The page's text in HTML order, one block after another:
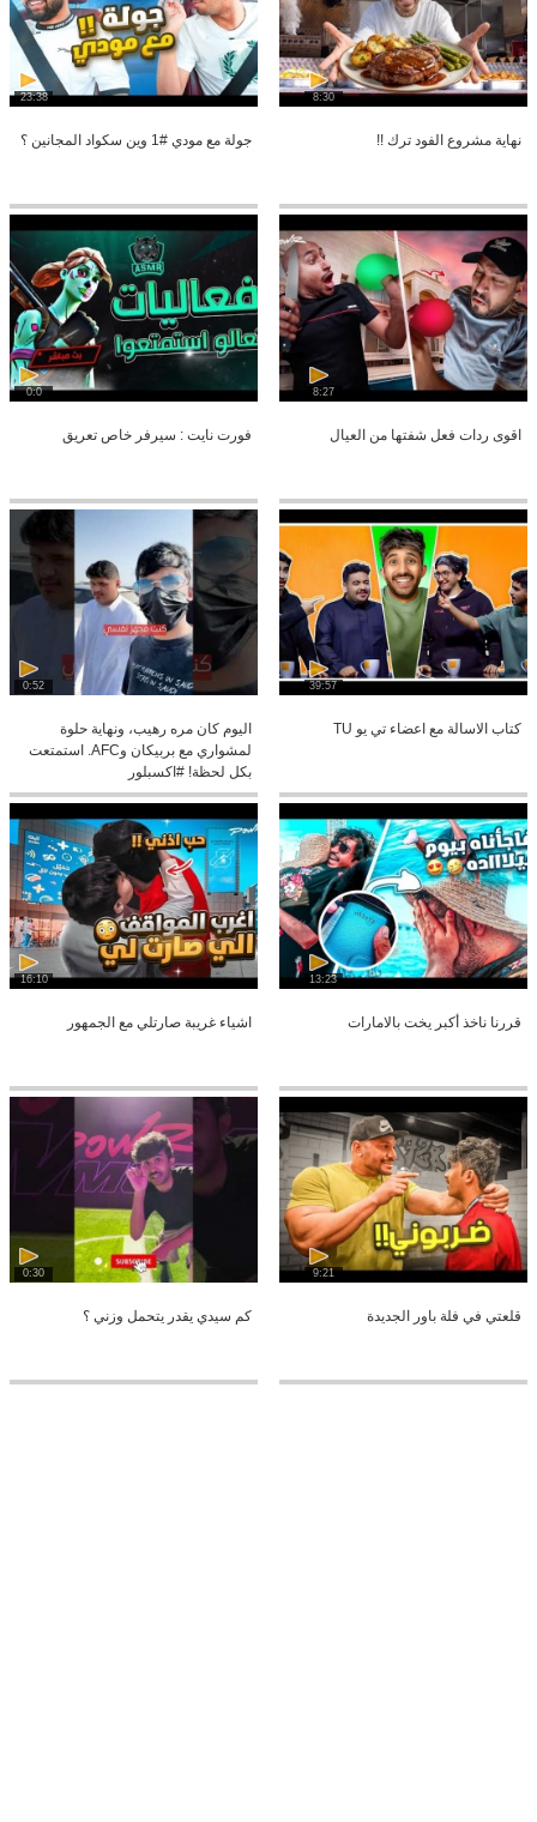
8:30
نهاية مشروع الفود ترك !!
23:38
جولة مع مودي #1 وين سكواد المجانين ؟
8:27
اقوى ردات فعل شفتها من العيال
0:0
فورت نايت : سيرفر خاص تعريق
39:57
كتاب الاسالة مع اعضاء تي يو TU
0:52
اليوم كان مره رهيب، ونهاية حلوة
لمشواري مع بربيكان وAFC. استمتعت
بكل لحظة! #اكسبلور
13:23
قررنا ناخذ أكبر يخت بالامارات
16:10
اشياء غريبة صارتلي مع الجمهور
9:21
قلعتي في فلة باور الجديدة
0:30
كم سيدي يقدر يتحمل وزني ؟